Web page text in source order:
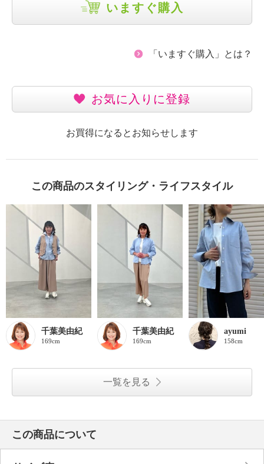
いますぐ購入
「いますぐ購入」とは？
お気に入りに登録
お買得になるとお知らせします
この商品のスタイリング・ライフスタイル
千葉美由紀
169cm
千葉美由紀
169cm
ayumi
158cm
一覧を見る
この商品について